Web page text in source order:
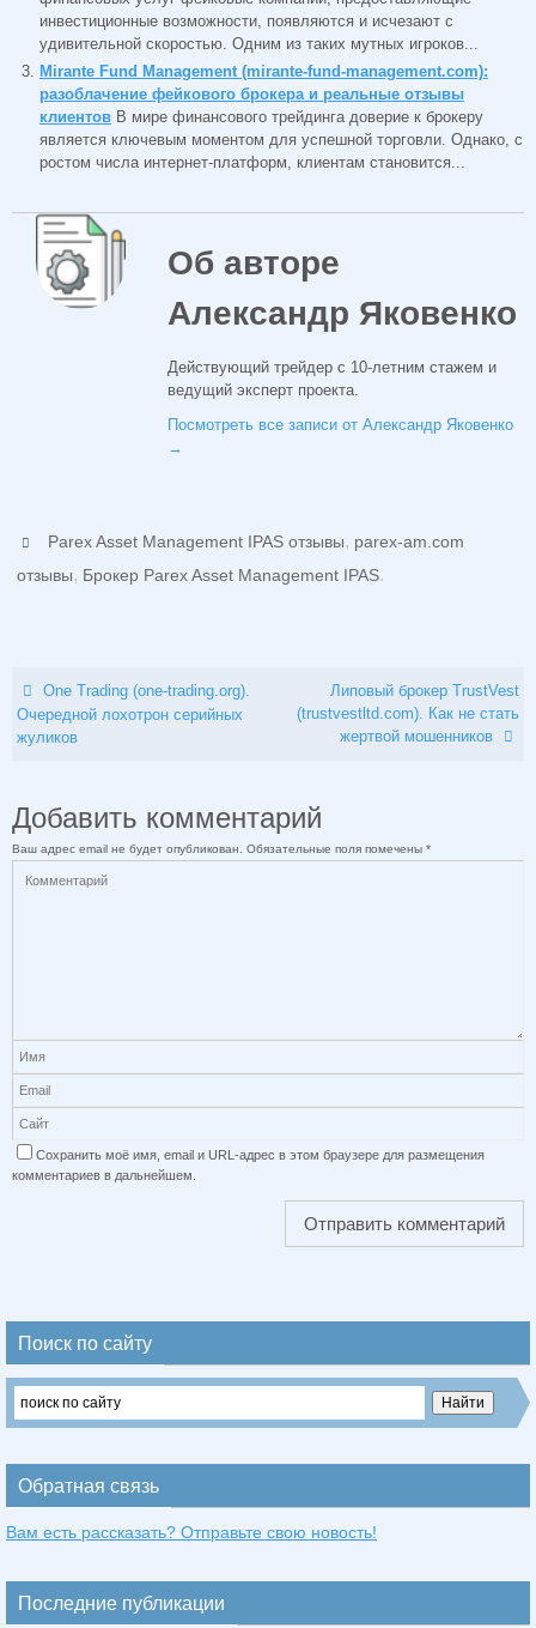
инвестиционные возможности, появляются и исчезают с
удивительной скоростью. Одним из таких мутных игроков...
Mirante Fund Management (mirante-fund-management.com):
разоблачение фейкового брокера и реальные отзывы
клиентов В мире финансового трейдинга доверие к брокеру
является ключевым моментом для успешной торговли. Однако, с
ростом числа интернет-платформ, клиентам становится...
Об авторе
Александр Яковенко
Действующий трейдер с 10-летним стажем и
ведущий эксперт проекта.
Посмотреть все записи от Александр Яковенко
→
Parex Asset Management IPAS отзывы, parex-am.com
отзывы, Брокер Parex Asset Management IPAS.
One Trading (one-trading.org).
Очередной лохотрон серийных
жуликов
Липовый брокер TrustVest
(trustvestltd.com). Как не стать
жертвой мошенников
Добавить комментарий
Ваш адрес email не будет опубликован. Обязательные поля помечены *
Сохранить моё имя, email и URL-адрес в этом браузере для размещения
комментариев в дальнейшем.
Поиск по сайту
Обратная связь
Вам есть рассказать? Отправьте свою новость!
Последние публикации